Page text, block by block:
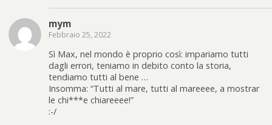
mym
Febbraio 25, 2022
Sì Max, nel mondo è proprio così: impariamo tutti
dagli errori, teniamo in debito conto la storia,
tendiamo tutti al bene …
Insomma: “Tutti al mare, tutti al mareeee, a mostrar
le chi***e chiareeee!”
:-/